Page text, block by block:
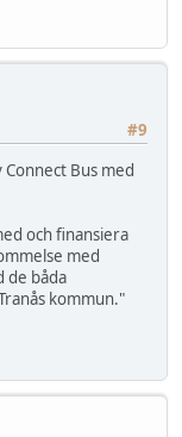
#9
Bus med
och finansiera
med
de båda
kommun."